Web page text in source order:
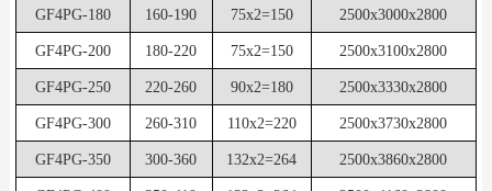
GF4PG-180 160-190 75x2=150 2500x3000x2800
GF4PG-200 180-220 75x2=150 2500x3100x2800
GF4PG-250 220-260 90x2=180 2500x3330x2800
GF4PG-300 260-310 110x2=220 2500x3730x2800
GF4PG-350 300-360 132x2=264 2500x3860x2800